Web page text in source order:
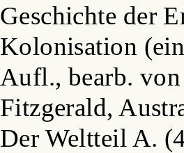
Geschichte der
Kolonisation
Aufl., bearb.
Fitzgerald,
Der Weltteil A.